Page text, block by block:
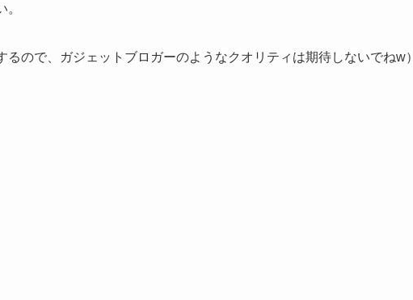
るので、ガジェットブロガーのようなクオリティは期待しないでねw）